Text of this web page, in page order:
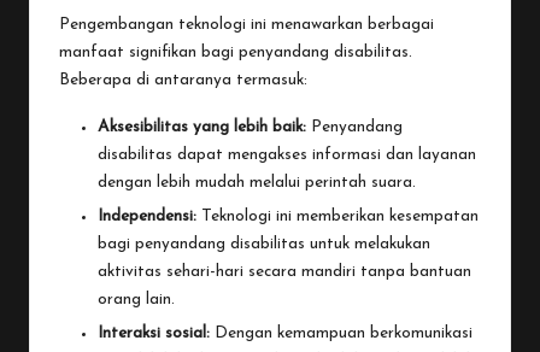
Pengembangan teknologi ini menawarkan berbagai
manfaat signifikan bagi penyandang disabilitas.
Beberapa di antaranya termasuk:
Aksesibilitas yang lebih baik: Penyandang
disabilitas dapat mengakses informasi dan layanan
dengan lebih mudah melalui perintah suara.
Independensi: Teknologi ini memberikan kesempatan
bagi penyandang disabilitas untuk melakukan
aktivitas sehari-hari secara mandiri tanpa bantuan
orang lain.
Interaksi sosial: Dengan kemampuan berkomunikasi